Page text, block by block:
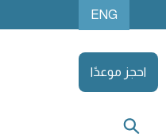
ENG
احجز موعدًا